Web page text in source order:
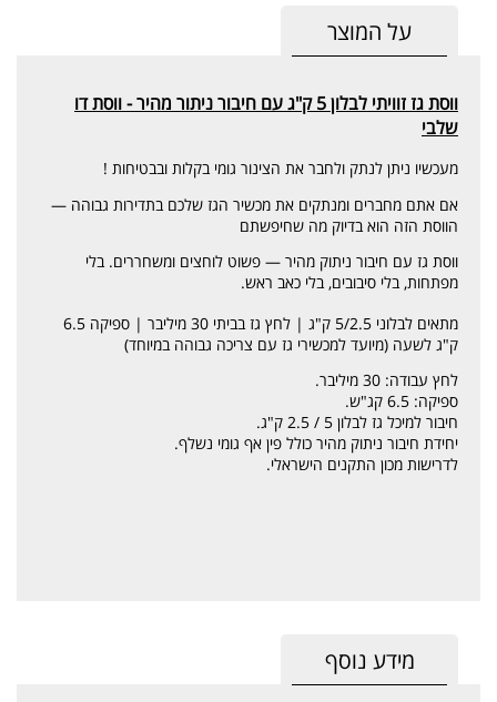
על המוצר
ווסת גז זוויתי לבלון 5 ק"ג עם חיבור ניתור מהיר - ווסת דו
שלבי
מעכשיו ניתן לנתק ולחבר את הצינור גומי בקלות ובבטיחות !
אם אתם מחברים ומנתקים את מכשיר הגז שלכם בתדירות גבוהה —
הווסת הזה הוא בדיוק מה שחיפשתם
ווסת גז עם חיבור ניתוק מהיר — פשוט לוחצים ומשחררים. בלי
מפתחות, בלי סיבובים, בלי כאב ראש.
מתאים לבלוני 5/2.5 ק"ג | לחץ גז בביתי 30 מיליבר | ספיקה 6.5
ק"ג לשעה (מיועד למכשירי גז עם צריכה גבוהה במיוחד)
לחץ עבודה: 30 מיליבר.
ספיקה: 6.5 קג"ש.
חיבור למיכל גז לבלון 5 / 2.5 ק"ג.
יחידת חיבור ניתוק מהיר כולל פין אף גומי נשלף.
לדרישות מכון התקנים הישראלי.
מידע נוסף